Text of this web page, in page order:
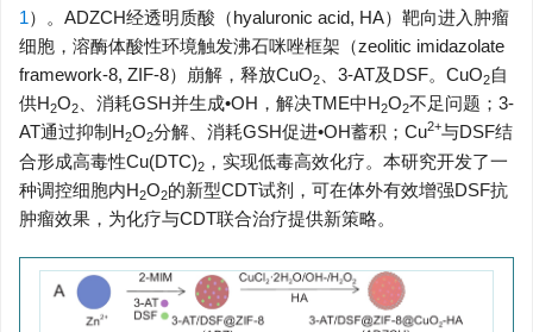
1）。ADZCH经透明质酸（hyaluronic acid, HA）靶向进入肿瘤
细胞，溶酶体酸性环境触发沸石咪唑框架（zeolitic imidazolate
framework-8, ZIF-8）崩解，释放CuO2 、3-AT及DSF。CuO2自
供H2O2 、消耗GSH并生成•OH，解决TME中H2O2不足问题；3-
AT通过抑制H2O2分解、消耗GSH促进•OH蓄积；Cu2+与DSF结
合形成高毒性Cu(DTC)2 ，实现低毒高效化疗。本研究开发了一
种调控细胞内H2O2的新型CDT试剂，可在体外有效增强DSF抗
肿瘤效果，为化疗与CDT联合治疗提供新策略。